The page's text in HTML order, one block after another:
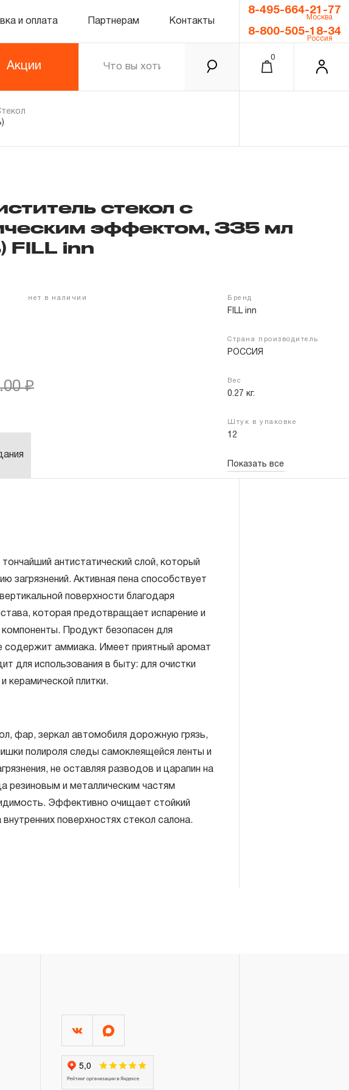
и оплата Партнерам Контакты
8-495-664-21-77
Москва
8-800-505-18-34
Россия
Акции
0
Итого 0.00 ₽
стекол с
эффектом, 335 мл
FILL inn
нет в наличии Бренд
FILL inn
Страна производитель
РОССИЯ
Вес
0.27 кг.
Штук в упаковке
12
Показать все
₽
антистатический слой, который
загрязнений. Активная пена способствует
поверхности благодаря
которая предотвращает испарение и
Продукт безопасен для
содержит аммиака. Имеет приятный аромат
для использования в быту: для очистки
керамической плитки.
фар, зеркал автомобиля дорожную грязь,
полироля следы самоклеящейся ленты и
не оставляя разводов и царапин на
резиновым и металлическим частям
Эффективно очищает стойкий
поверхностях стекол салона.
на горячие поверхности.